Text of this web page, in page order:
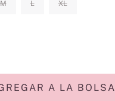
M L XL
A LA BOLSA